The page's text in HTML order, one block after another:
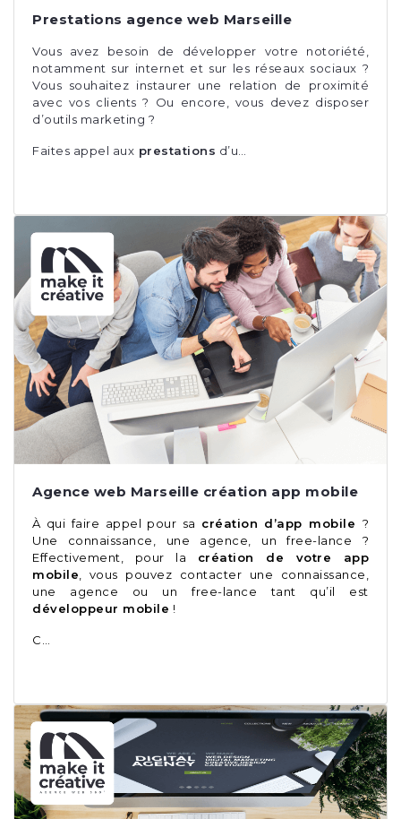
Prestations agence web Marseille
Vous avez besoin de développer votre notoriété,
notamment sur internet et sur les réseaux sociaux ?
Vous souhaitez instaurer une relation de proximité
avec vos clients ? Ou encore, vous devez disposer
d’outils marketing ?
Faites appel aux prestations d’u…
Agence web Marseille création app mobile
À qui faire appel pour sa création d’app mobile ?
Une connaissance, une agence, un free-lance ?
Effectivement, pour la création de votre app
mobile , vous pouvez contacter une connaissance,
une agence ou un free-lance tant qu’il est
développeur mobile !
C…